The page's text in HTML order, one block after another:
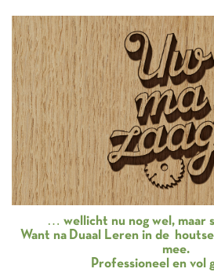
… wellicht nu nog wel, maar
Want na Duaal Leren in de
mee.
Professioneel en vol